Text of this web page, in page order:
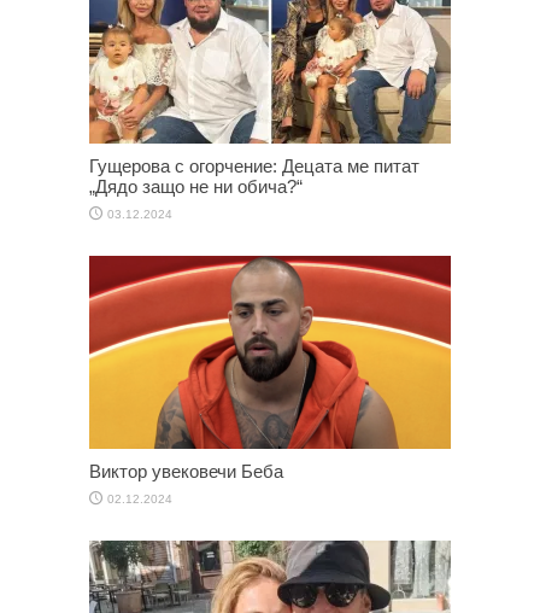
Гущерова с огорчение: Децата ме питат
„Дядо защо не ни обича?“
03.12.2024
Виктор увековечи Беба
02.12.2024